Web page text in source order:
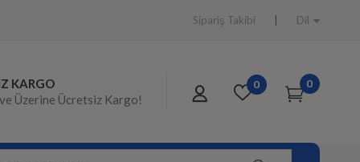
Sipariş Takibi Dil
KARGO
Üzerine Ücretsiz Kargo!
0 0